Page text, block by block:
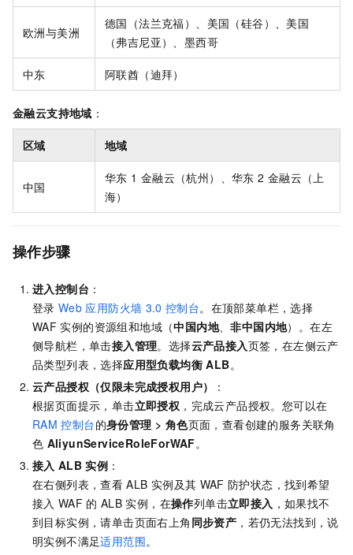
欧洲与美洲
德国（法兰克福）、美国（硅谷）、美国
（弗吉尼亚）、墨西哥
中东 阿联酋（迪拜）
金融云支持地域 ：
区域 地域
中国
华东 1 金融云（杭州）、华东 2 金融云（上
海）
操作步骤
进入控制台 ：
登录 Web 应用防火墙 3.0 控制台。在顶部菜单栏，选择
WAF 实例的资源组和地域（中国内地、非中国内地）。在左
侧导航栏，单击接入管理。选择云产品接入页签，在左侧云产
品类型列表，选择应用型负载均衡 ALB。
云产品授权（仅限未完成授权用户）
：
根据页面提示，单击立即授权 ，完成云产品授权。您可以在
RAM 控制台的身份管理 > 角色页面，查看创建的服务关联角
色 AliyunServiceRoleForWAF。
接入 ALB 实例 ：
在右侧列表，查看 ALB 实例及其 WAF 防护状态，找到希望
接入 WAF 的 ALB 实例，在操作列单击立即接入 ，如果找不
到目标实例，请单击页面右上角 同步资产 ，若仍无法找到，说
明实例不满足适用范围。